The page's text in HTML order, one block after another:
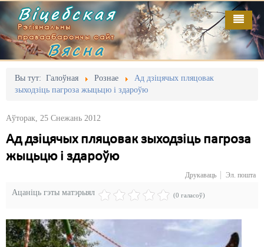
Віцебская
Рэгіянальны
праваабарончы сайт
Вясна
Вы тут: Галоўная Рознае
Ад дзіцячых пляцовак
зыходзіць пагроза жыцьцю і здароўю
Аўторак, 25 Снежань 2012
Ад дзіцячых пляцовак зыходзіць пагроза
жыцьцю і здароўю
Друкаваць Эл. пошта
Ацаніць гэты матэрыял (0 галасоў)
Галоўная
Адміністрацыйны перасьлед
Безбар'ернае асяродзьдзе
Выбары
Дзяржава
Дыскрымінацыя
Затрыманьні
Выданьні
Кантакт
Пра нас